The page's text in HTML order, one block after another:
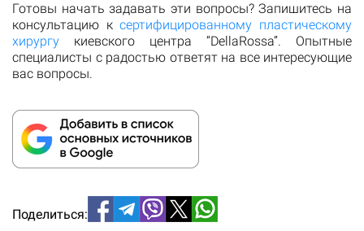
Готовы начать задавать эти вопросы? Запишитесь на
консультацию ксертифицированному пластическому
хирургу киевского центра “DellaRossa”. Опытные
специалисты с радостью ответят на все интересующие
вас вопросы.
Поделиться: